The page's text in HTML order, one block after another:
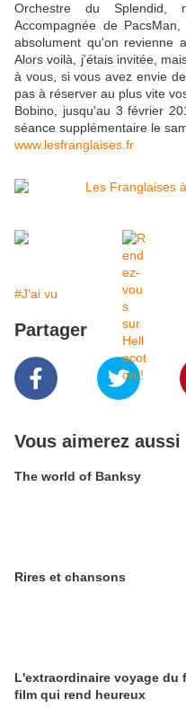
Orchestre du Splendid,
Accompagnée de
absolument qu'on revienne
Alors voilà, j'étais invitée,
à vous, si vous avez envie
pas à réserver au plus vite
Bobino, jusqu'au 3 février
séance supplémentaire le
www.lesfranglaises.fr
#J'ai vu
Partager
Vous aimerez aussi
The world of Banksy
Rires et chansons
L'extraordinaire voyage du
film qui rend heureux